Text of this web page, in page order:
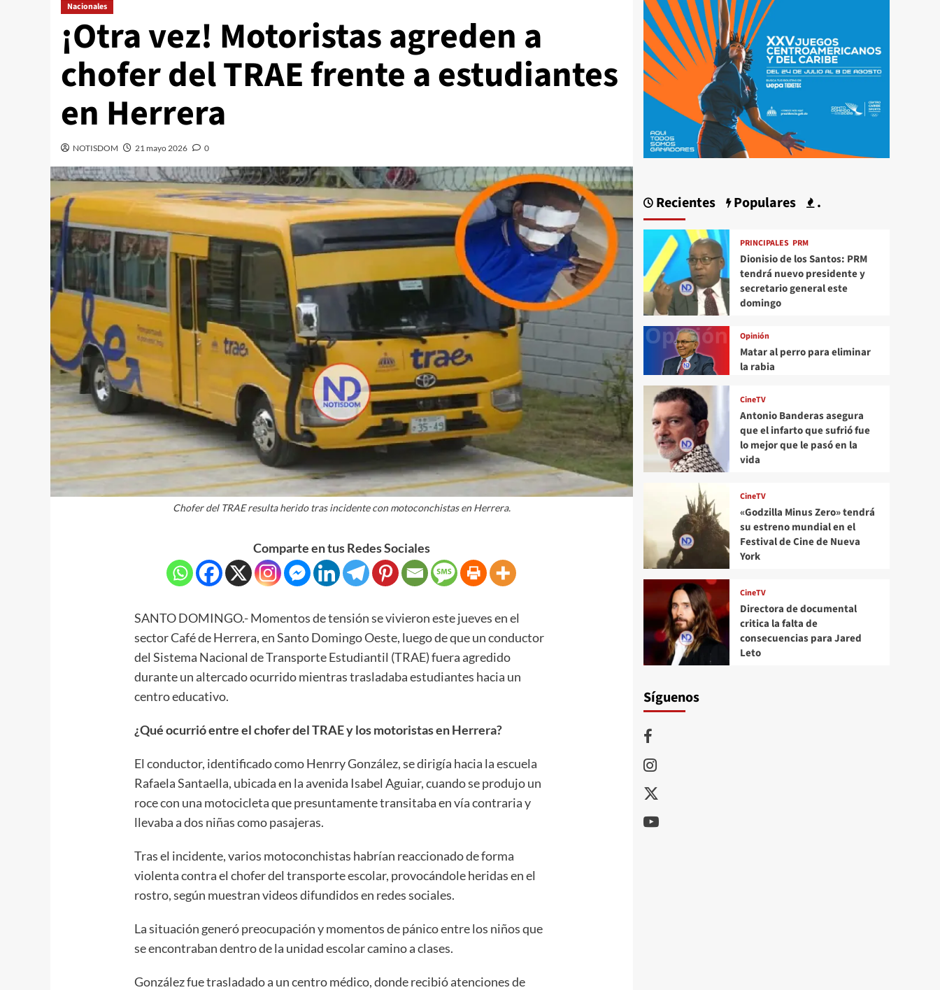
Nacionales
¡Otra vez! Motoristas agreden a
chofer del TRAE frente a estudiantes
en Herrera
NOTISDOM 21 mayo 2026 0
Chofer del TRAE resulta herido tras incidente con motoconchistas en Herrera.
Comparte en tus Redes Sociales
SANTO DOMINGO.- Momentos de tensión se vivieron este jueves en el
sector Café de Herrera, en Santo Domingo Oeste, luego de que un conductor
del Sistema Nacional de Transporte Estudiantil (TRAE) fuera agredido
durante un altercado ocurrido mientras trasladaba estudiantes hacia un
centro educativo.
¿Qué ocurrió entre el chofer del TRAE y los motoristas en Herrera?
El conductor, identificado como Henrry González, se dirigía hacia la escuela
Rafaela Santaella, ubicada en la avenida Isabel Aguiar, cuando se produjo un
roce con una motocicleta que presuntamente transitaba en vía contraria y
llevaba a dos niñas como pasajeras.
Tras el incidente, varios motoconchistas habrían reaccionado de forma
violenta contra el chofer del transporte escolar, provocándole heridas en el
rostro, según muestran videos difundidos en redes sociales.
La situación generó preocupación y momentos de pánico entre los niños que
se encontraban dentro de la unidad escolar camino a clases.
González fue trasladado a un centro médico, donde recibió atenciones de
Recientes Populares .
PRINCIPALES PRM
Dionisio de los Santos: PRM
tendrá nuevo presidente y
secretario general este
domingo
Opinión
Matar al perro para eliminar
la rabia
CineTV
Antonio Banderas asegura
que el infarto que sufrió fue
lo mejor que le pasó en la
vida
CineTV
«Godzilla Minus Zero» tendrá
su estreno mundial en el
Festival de Cine de Nueva
York
CineTV
Directora de documental
critica la falta de
consecuencias para Jared
Leto
Síguenos